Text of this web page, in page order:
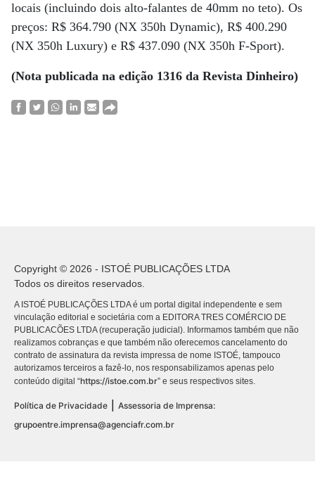
locais (incluindo dois alto-falantes de 40mm no teto). Os
preços: R$ 364.790 (NX 350h Dynamic), R$ 400.290
(NX 350h Luxury) e R$ 437.090 (NX 350h F-Sport).
(Nota publicada na edição 1316 da Revista Dinheiro)
Copyright © 2026 - ISTOÉ PUBLICAÇÕES LTDA
Todos os direitos reservados.
A ISTOÉ PUBLICAÇÕES LTDA é um portal digital independente e sem
vinculação editorial e societária com a EDITORA TRES COMÉRCIO DE
PUBLICACÕES LTDA (recuperação judicial). Informamos também que não
realizamos cobranças e que também não oferecemos cancelamento do
contrato de assinatura da revista impressa de nome ISTOÉ, tampouco
autorizamos terceiros a fazê-lo, nos responsabilizamos apenas pelo
conteúdo digital “https://istoe.com.br” e seus respectivos sites.
Política de Privacidade
Assessoria de Imprensa:
grupoentre.imprensa@agenciafr.com.br